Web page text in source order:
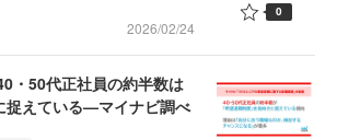
2026/02/24
0
・50代正社員の約半数は
捉えている—マイナビ調べ